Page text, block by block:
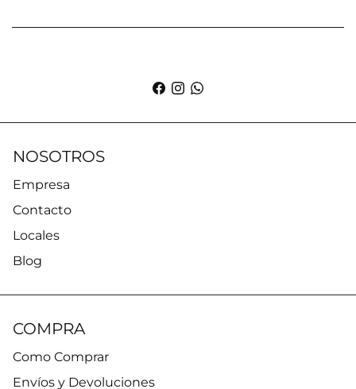
NOSOTROS
Empresa
Contacto
Locales
Blog
COMPRA
Como Comprar
Envíos y Devoluciones